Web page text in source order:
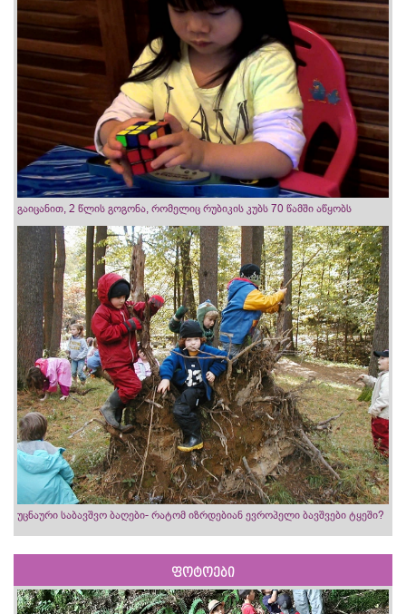
გაიცანით, 2 წლის გოგონა, რომელიც რუბიკის კუბს 70 წამში აწყობს
უცნაური საბავშვო ბაღები- რატომ იზრდებიან ევროპელი ბავშვები ტყეში?
ფოტოები